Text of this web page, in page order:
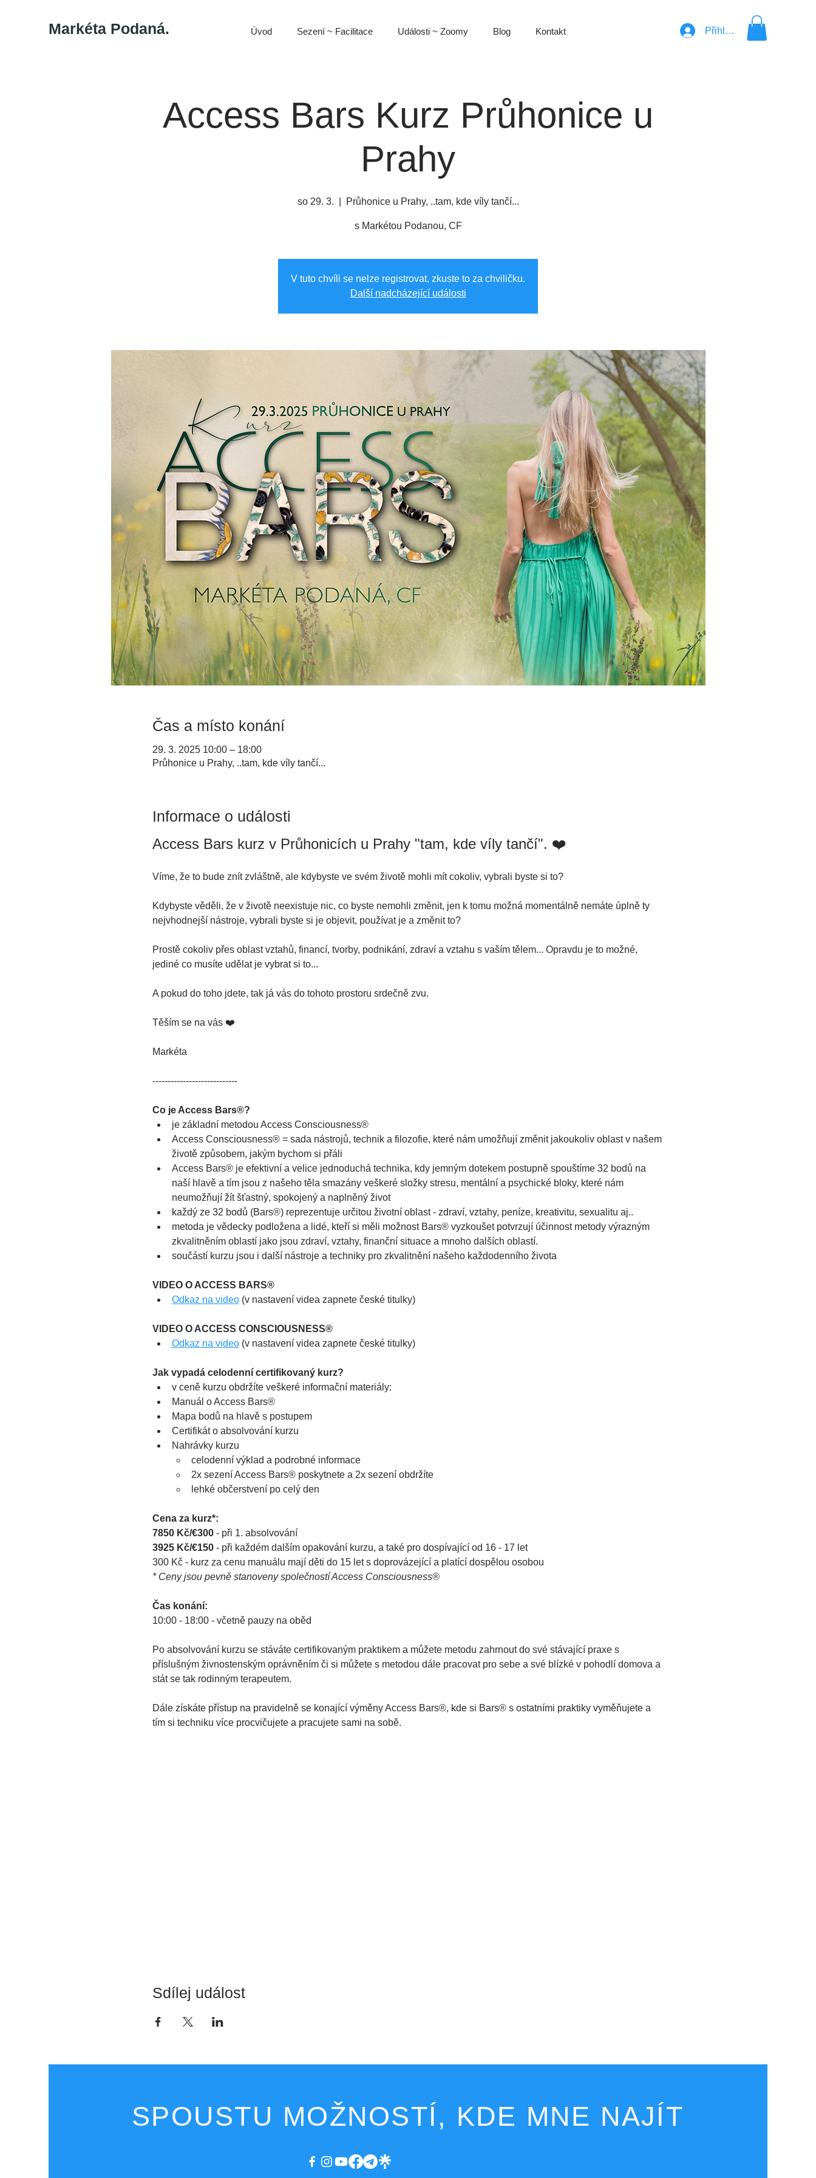
Markéta Podaná. Přihlásit se
Úvod Sezení ~ Facilitace Události ~ Zoomy Blog Kontakt
Access Bars Kurz Průhonice u
Prahy
so 29. 3. Průhonice u Prahy, ..tam, kde víly tančí...
s Markétou Podanou, CF
V tuto chvíli se nelze registrovat, zkuste to za chviličku.
Další nadcházející události
Čas a místo konání
29. 3. 2025 10:00 – 18:00
Průhonice u Prahy, ..tam, kde víly tančí...
Informace o události
Access Bars kurz v Průhonicích u Prahy "tam, kde víly tančí". ❤️
Víme, že to bude znít zvláštně, ale kdybyste ve svém životě mohli mít cokoliv, vybrali byste si to?
Kdybyste věděli, že v životě neexistuje nic, co byste nemohli změnit, jen k tomu možná momentálně nemáte úplně ty
nejvhodnejší nástroje, vybrali byste si je objevit, používat je a změnit to?
Prostě cokoliv přes oblast vztahů, financí, tvorby, podnikání, zdraví a vztahu s vaším tělem... Opravdu je to možné,
jediné co musíte udělat je vybrat si to...
A pokud do toho jdete, tak já vás do tohoto prostoru srdečně zvu.
Těším se na vás ❤️
Markéta
----------------------------
Co je Access Bars®?
je základní metodou Access Consciousness®
Access Consciousness® = sada nástrojů, technik a filozofie, které nám umožňují změnit jakoukoliv oblast v našem
životě způsobem, jakým bychom si přáli
Access Bars® je efektivní a velice jednoduchá technika, kdy jemným dotekem postupně spouštíme 32 bodů na
naší hlavě a tím jsou z našeho těla smazány veškeré složky stresu, mentální a psychické bloky, které nám
neumožňují žít šťastný, spokojený a naplněný život
každý ze 32 bodů (Bars®) reprezentuje určitou životní oblast - zdraví, vztahy, peníze, kreativitu, sexualitu aj..
metoda je vědecky podložena a lidé, kteří si měli možnost Bars® vyzkoušet potvrzují účinnost metody výrazným
zkvalitněním oblastí jako jsou zdraví, vztahy, finanční situace a mnoho dalších oblastí.
součástí kurzu jsou i další nástroje a techniky pro zkvalitnění našeho každodenního života
VIDEO O ACCESS BARS®
Odkaz na video (v nastavení videa zapnete české titulky)
VIDEO O ACCESS CONSCIOUSNESS®
Odkaz na video (v nastavení videa zapnete české titulky)
Jak vypadá celodenní certifikovaný kurz?
v ceně kurzu obdržíte veškeré informační materiály:
Manuál o Access Bars®
Mapa bodů na hlavě s postupem
Certifikát o absolvování kurzu
Nahrávky kurzu
celodenní výklad a podrobné informace
2x sezení Access Bars® poskytnete a 2x sezení obdržíte
lehké občerstvení po celý den
Cena za kurz*:
7850 Kč/€300 - při 1. absolvování
3925 Kč/€150 - při každém dalším opakování kurzu, a také pro dospívající od 16 - 17 let
300 Kč - kurz za cenu manuálu mají děti do 15 let s doprovázející a platící dospělou osobou
* Ceny jsou pevně stanoveny společností Access Consciousness®
Čas konání:
10:00 - 18:00 - včetně pauzy na oběd
Po absolvování kurzu se stáváte certifikovaným praktikem a můžete metodu zahrnout do své stávající praxe s
příslušným živnostenským oprávněním či si můžete s metodou dále pracovat pro sebe a své blízké v pohodlí domova a
stát se tak rodinným terapeutem.
Dále získáte přístup na pravidelně se konající výměny Access Bars®, kde si Bars® s ostatními praktiky vyměňujete a
tím si techniku více procvičujete a pracujete sami na sobě.
Sdílej událost
SPOUSTU MOŽNOSTÍ, KDE MNE NAJÍT